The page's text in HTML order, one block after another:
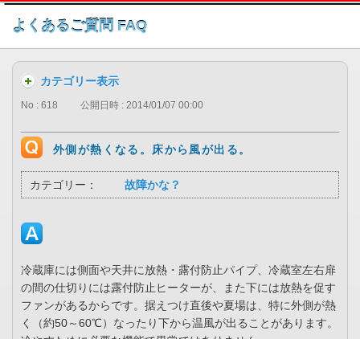
このページの本文へ
よくあるご質問 FAQ
カテゴリー表示
No : 618 公開日時 : 2014/01/07 00:00
外側が熱くなる。床から風が出る。
カテゴリー： 故障かな？
冷蔵庫には側面や天井に放熱・露付防止パイプ、冷蔵室左右扉
の間の仕切りには露付防止ヒーターが、また下には放熱を促す
ファンがあるからです。据えつけ直後や夏場は、特に外側が熱
く（約50～60℃）なったり下から温風が出ることがあります。